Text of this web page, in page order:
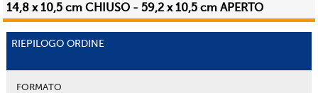
14,8 x 10,5 cm CHIUSO - 59,2 x 10,5 cm APERTO
RIEPILOGO ORDINE
FORMATO